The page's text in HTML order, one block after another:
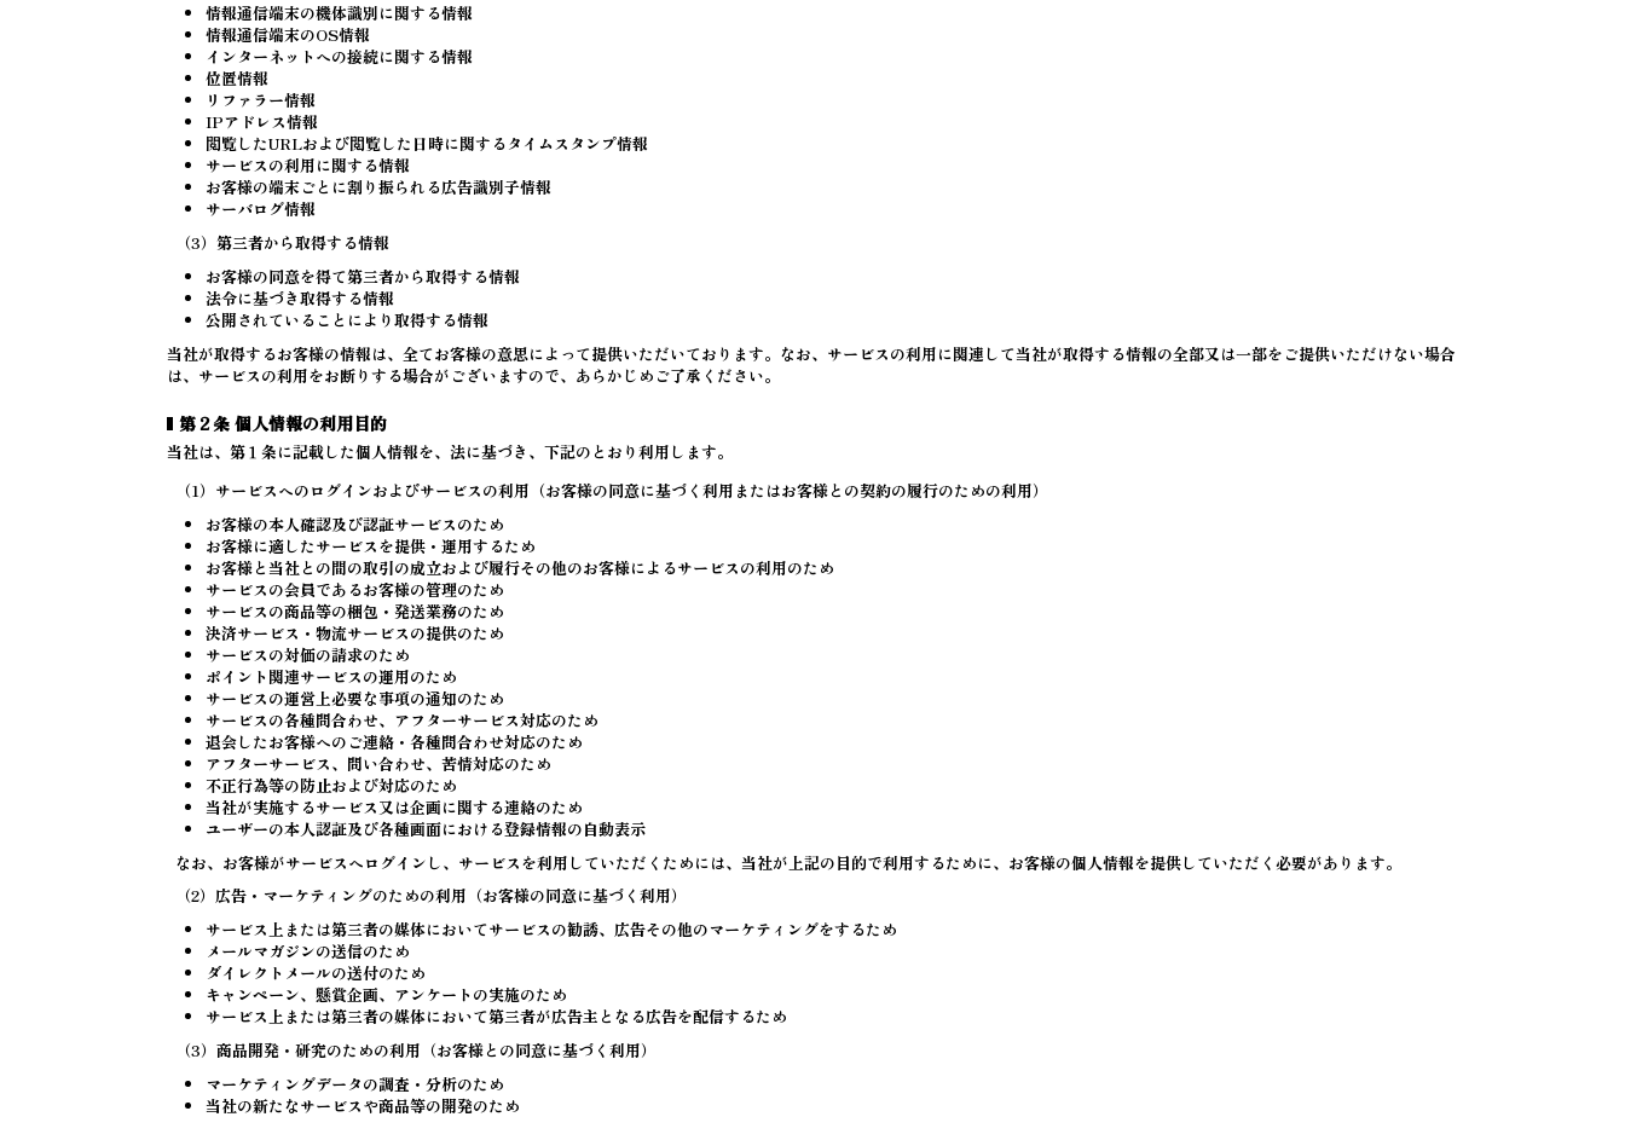
情報通信端末の機体識別に関する情報
情報通信端末のOS情報
インターネットへの接続に関する情報
位置情報
リファラー情報
IPアドレス情報
閲覧したURLおよび閲覧した日時に関するタイムスタンプ情報
サービスの利用に関する情報
お客様の端末ごとに割り振られる広告識別子情報
サーバログ情報
（3）第三者から取得する情報
お客様の同意を得て第三者から取得する情報
法令に基づき取得する情報
公開されていることにより取得する情報
当社が取得するお客様の情報は、全てお客様の意思によって提供いただいております。なお、サービスの利用に関連して当社が取得する情報の全部又は一部をご提供いただけない場合
は、サービスの利用をお断りする場合がございますので、あらかじめご了承ください。
第２条 個人情報の利用目的
当社は、第１条に記載した個人情報を、法に基づき、下記のとおり利用します。
（1）サービスへのログインおよびサービスの利用（お客様の同意に基づく利用またはお客様との契約の履行のための利用）
お客様の本人確認及び認証サービスのため
お客様に適したサービスを提供・運用するため
お客様と当社との間の取引の成立および履行その他のお客様によるサービスの利用のため
サービスの会員であるお客様の管理のため
サービスの商品等の梱包・発送業務のため
決済サービス・物流サービスの提供のため
サービスの対価の請求のため
ポイント関連サービスの運用のため
サービスの運営上必要な事項の通知のため
サービスの各種問合わせ、アフターサービス対応のため
退会したお客様へのご連絡・各種問合わせ対応のため
アフターサービス、問い合わせ、苦情対応のため
不正行為等の防止および対応のため
当社が実施するサービス又は企画に関する連絡のため
ユーザーの本人認証及び各種画面における登録情報の自動表示
なお、お客様がサービスへログインし、サービスを利用していただくためには、当社が上記の目的で利用するために、お客様の個人情報を提供していただく必要があります。
（2）広告・マーケティングのための利用（お客様の同意に基づく利用）
サービス上または第三者の媒体においてサービスの勧誘、広告その他のマーケティングをするため
メールマガジンの送信のため
ダイレクトメールの送付のため
キャンペーン、懸賞企画、アンケートの実施のため
サービス上または第三者の媒体において第三者が広告主となる広告を配信するため
（3）商品開発・研究のための利用（お客様との同意に基づく利用）
マーケティングデータの調査・分析のため
当社の新たなサービスや商品等の開発のため